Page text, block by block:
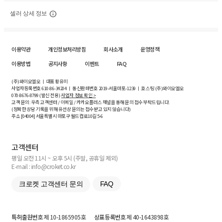
셀러 상세 정보
이용약관 개인정보처리방침 회사소개
운영정책
이용방법
공지사항 이벤트 FAQ
(주)와이오엘오 ㅣ 대표 황유미
사업자등록번호610-86-34204ㅣ 통신판매번호 2019-서울마포-1239 ㅣ 호스팅 (주)와이오엘오
070-8676-8799 (발신 전용)사업자 정보 확인 >
고객 문의: 우측 고객센터 / 이메일 / 카카오플러스 채널을 통해 문의 접수 부탁드립니다.
(정확한 상담 기록을 위해 유선상 문의는 접수받고 있지 않습니다)
주소 [04004] 서울특별시 마포구 월드컵로10길5-6
고객센터
평일 오전 11시 ~ 오후 5시 (주말, 공휴일 제외)
E-mail : info@croket.co.kr
크로켓 고객센터 문의 FAQ
특허출원번호제 10-1865905호 상표등록번호제 40-1643898호